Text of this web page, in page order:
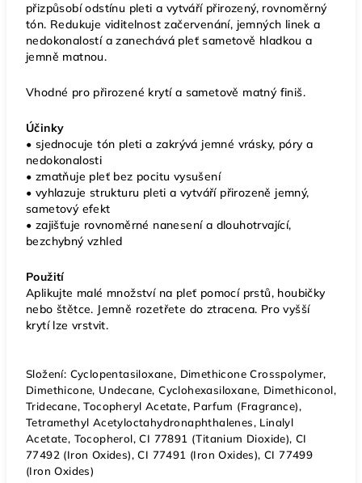
přizpůsobí odstínu pleti a vytváří přirozený, rovnoměrný
tón. Redukuje viditelnost začervenání, jemných linek a
nedokonalostí a zanechává pleť sametově hladkou a
jemně matnou.
Vhodné pro přirozené krytí a sametově matný finiš.
Účinky
• sjednocuje tón pleti a zakrývá jemné vrásky, póry a
nedokonalosti
• zmatňuje pleť bez pocitu vysušení
• vyhlazuje strukturu pleti a vytváří přirozeně jemný,
sametový efekt
• zajišťuje rovnoměrné nanesení a dlouhotrvající,
bezchybný vzhled
Použití
Aplikujte malé množství na pleť pomocí prstů, houbičky
nebo štětce. Jemně rozetřete do ztracena. Pro vyšší
krytí lze vrstvit.
Složení: Cyclopentasiloxane, Dimethicone Crosspolymer,
Dimethicone, Undecane, Cyclohexasiloxane, Dimethiconol,
Tridecane, Tocopheryl Acetate, Parfum (Fragrance),
Tetramethyl Acetyloctahydronaphthalenes, Linalyl
Acetate, Tocopherol, CI 77891 (Titanium Dioxide), CI
77492 (Iron Oxides), CI 77491 (Iron Oxides), CI 77499
(Iron Oxides)